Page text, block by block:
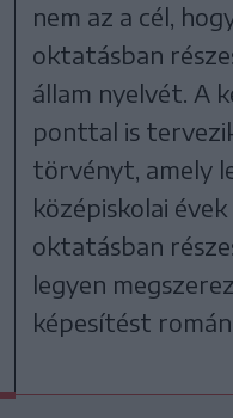
nem az a cél,
oktatásban
állam nyelvét. A
ponttal is
törvényt, amely
középiskolai
oktatásban
legyen
képesítést